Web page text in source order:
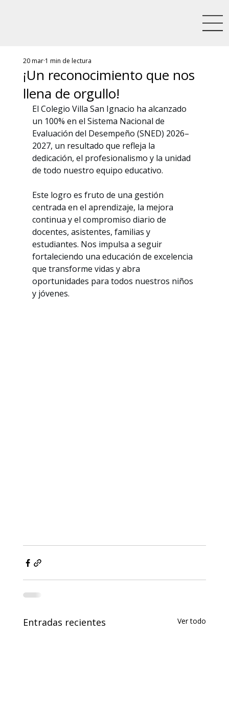
¡Un reconocimiento que nos
llena de orgullo!
20 mar 1 min de lectura
El Colegio Villa San Ignacio ha alcanzado
un 100% en el Sistema Nacional de
Evaluación del Desempeño (SNED) 2026–
2027, un resultado que refleja la
dedicación, el profesionalismo y la unidad
de todo nuestro equipo educativo.
Este logro es fruto de una gestión
centrada en el aprendizaje, la mejora
continua y el compromiso diario de
docentes, asistentes, familias y
estudiantes. Nos impulsa a seguir
fortaleciendo una educación de excelencia
que transforme vidas y abra
oportunidades para todos nuestros niños
y jóvenes.
Entradas recientes Ver todo